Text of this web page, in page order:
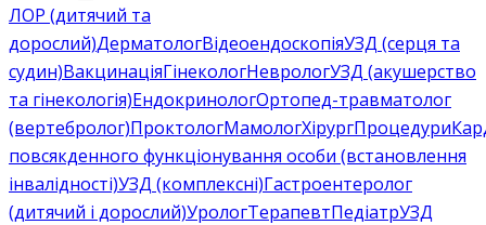
ЛОР (дитячий та
дорослий)ДерматологВідеоендоскопіяУЗД (серця та
судин)ВакцинаціяГінекологНеврологУЗД (акушерство
та гінекологія)ЕндокринологОртопед-травматолог
(вертебролог)ПроктологМамологХірургПроцедури
повсякденного функціонування особи (встановлення
інвалідності)УЗД (комплексні)Гастроентеролог
(дитячий і дорослий)УрологТерапевтПедіатрУЗД